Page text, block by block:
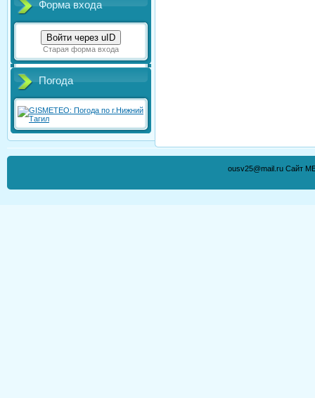
Форма входа
Войти через uID
Старая форма входа
Погода
ousv25@mail.ru Сайт